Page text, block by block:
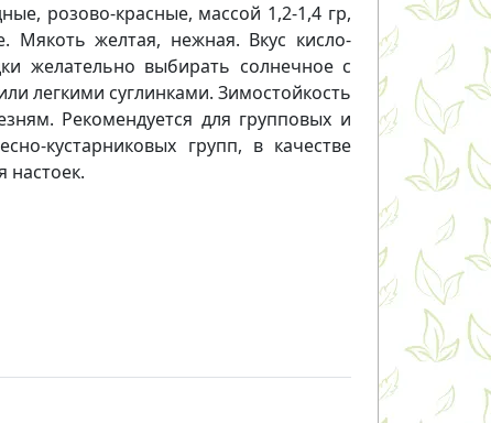
розово-красные, массой 1,2-1,4 гр,
Мякоть желтая, нежная. Вкус кисло-
желательно выбирать солнечное с
легкими суглинками. Зимостойкость
Рекомендуется для групповых и
кустарниковых групп, в качестве
настоек.